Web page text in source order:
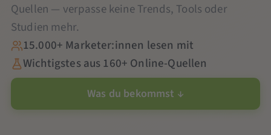
Quellen — verpasse keine Trends, Tools oder
Studien mehr.
15.000+ Marketer:innen lesen mit
Wichtigstes aus 160+ Online-Quellen
Was du bekommst ↓